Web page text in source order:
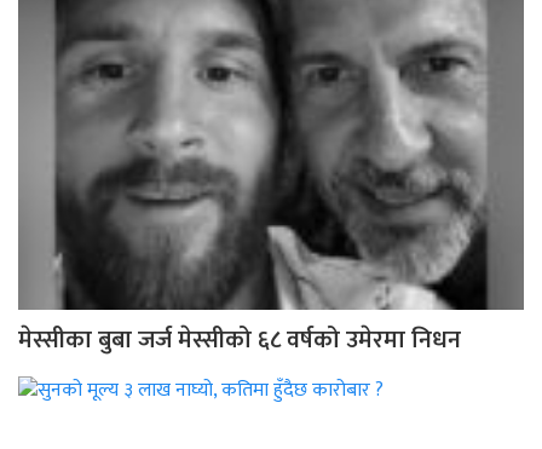
मेस्सीका बुबा जर्ज मेस्सीको ६८ वर्षको उमेरमा निधन